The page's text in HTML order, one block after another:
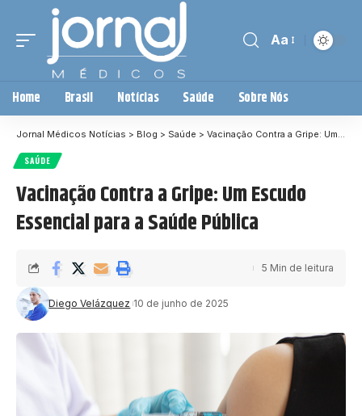
Aa
Home Brasil Notícias Saúde Sobre Nós
Jornal Médicos Notícias > Blog > Saúde > Vacinação Contra a Gripe: Um Escudo Essencial para a Saúde Pública
SAÚDE
Vacinação Contra a Gripe: Um Escudo
Essencial para a Saúde Pública
Diego Velázquez 10 de junho de 2025
5 Min de leitura